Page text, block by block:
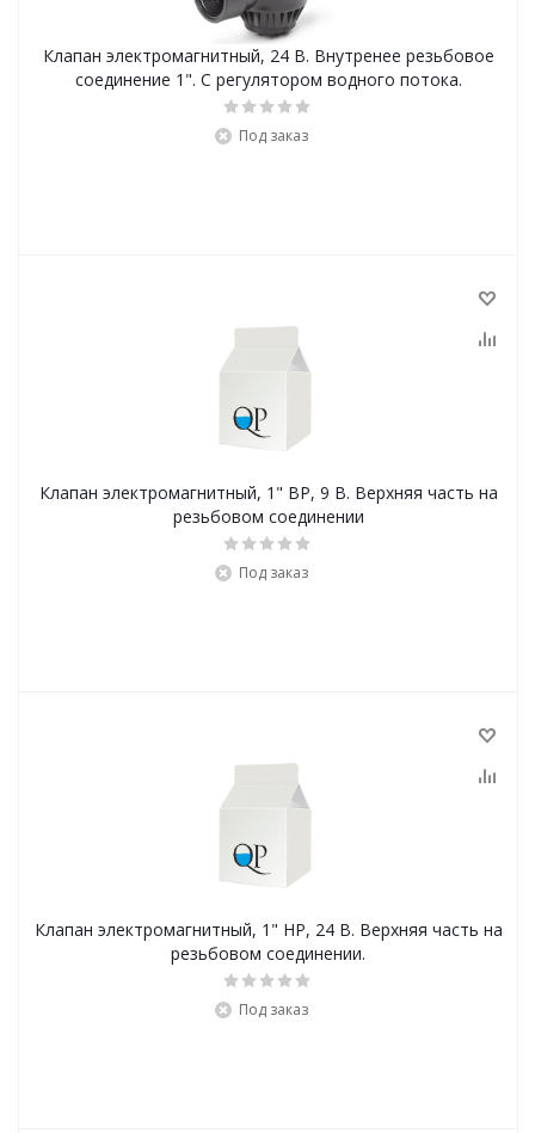
Клапан электромагнитный, 24 В. Внутренее резьбовое
соединение 1". С регулятором водного потока.
Под заказ
Клапан электромагнитный, 1" ВР, 9 В. Верхняя часть на
резьбовом соединении
Под заказ
Клапан электромагнитный, 1" НР, 24 В. Верхняя часть на
резьбовом соединении.
Под заказ